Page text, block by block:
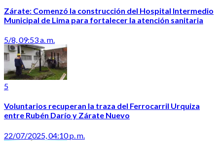
Zárate: Comenzó la construcción del Hospital Intermedio
Municipal de Lima para fortalecer la atención sanitaria
5/8, 09:53 a. m.
5
Voluntarios recuperan la traza del Ferrocarril Urquiza
entre Rubén Darío y Zárate Nuevo
22/07/2025, 04:10 p. m.